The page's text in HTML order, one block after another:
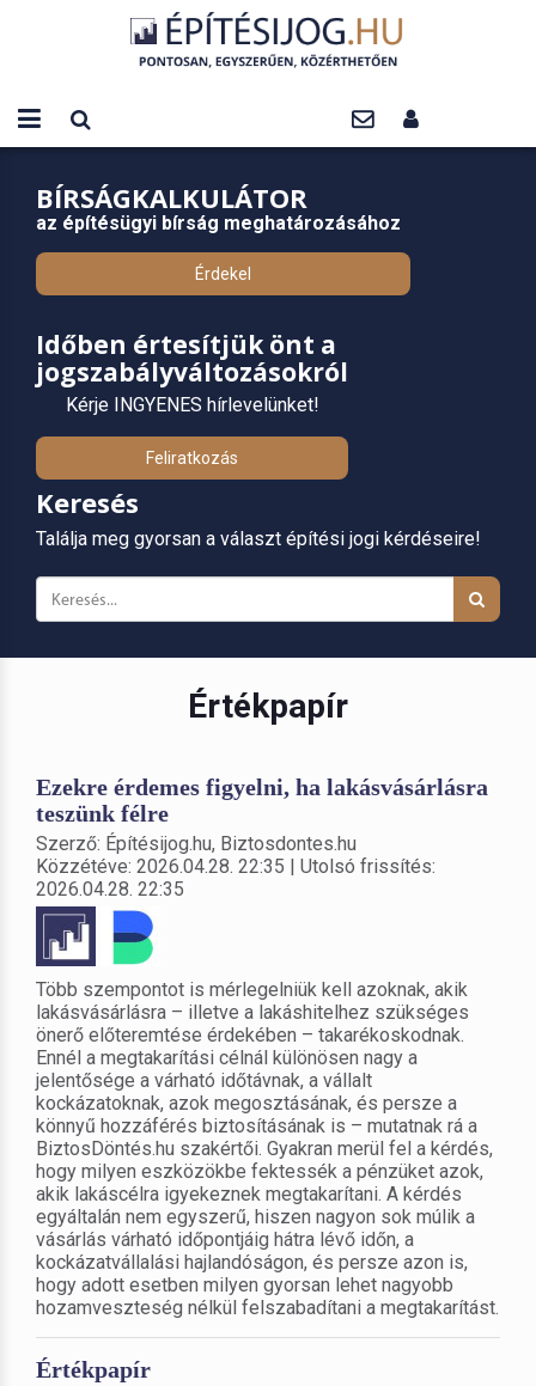
BÍRSÁGKALKULÁTOR
az építésügyi bírság meghatározásához
Érdekel
Időben értesítjük önt a
jogszabályváltozásokról
Kérje INGYENES hírlevelünket!
Feliratkozás
Keresés
Találja meg gyorsan a választ építési jogi kérdéseire!
Értékpapír
Ezekre érdemes figyelni, ha lakásvásárlásra
teszünk félre
Szerző: Építésijog.hu, Biztosdontes.hu
Közzétéve: 2026.04.28. 22:35 | Utolsó frissítés:
2026.04.28. 22:35
Több szempontot is mérlegelniük kell azoknak, akik
lakásvásárlásra – illetve a lakáshitelhez szükséges
önerő előteremtése érdekében – takarékoskodnak.
Ennél a megtakarítási célnál különösen nagy a
jelentősége a várható időtávnak, a vállalt
kockázatoknak, azok megosztásának, és persze a
könnyű hozzáférés biztosításának is – mutatnak rá a
BiztosDöntés.hu szakértői. Gyakran merül fel a kérdés,
hogy milyen eszközökbe fektessék a pénzüket azok,
akik lakáscélra igyekeznek megtakarítani. A kérdés
egyáltalán nem egyszerű, hiszen nagyon sok múlik a
vásárlás várható időpontjáig hátra lévő időn, a
kockázatvállalási hajlandóságon, és persze azon is,
hogy adott esetben milyen gyorsan lehet nagyobb
hozamveszteség nélkül felszabadítani a megtakarítást.
Értékpapír